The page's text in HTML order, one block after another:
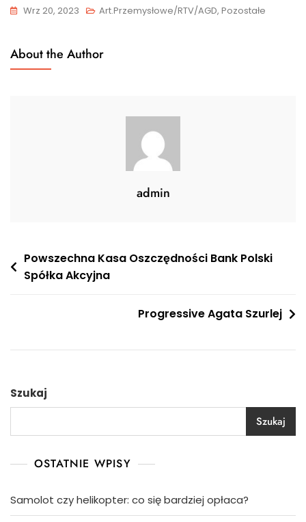
Wrz 20, 2023 Art.przemysłowe/RTV/AGD, Pozostałe
About the Author
admin
Nawigacja
wpisu
Powszechna Kasa Oszczędności Bank Polski
Spółka Akcyjna
Progressive Agata Szurlej
Szukaj
Szukaj
OSTATNIE WPISY
Samolot czy helikopter: co się bardziej opłaca?